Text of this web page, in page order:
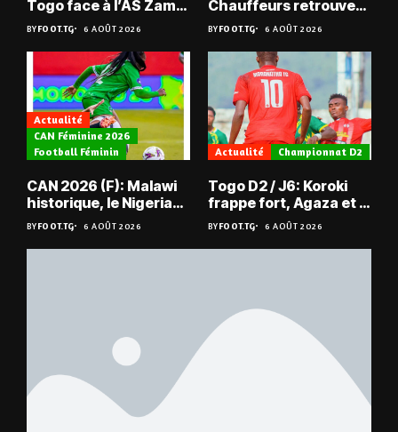
Togo face à l’AS Zam
du Niger
BYFOOT.TG 6 AOÛT 2026
Chauffeurs retrouvent
les Mimos
BYFOOT.TG 6 AOÛT 2026
Actualité
CAN Féminine 2026
Football Féminin
CAN 2026 (F): Malawi
historique, le Nigeria
sauvé, la Zambie
éliminée
BYFOOT.TG 6 AOÛT 2026
Actualité Championnat D2
Togo D2 / J6: Koroki
frappe fort, Agaza et la
JCA assurent,
suspense avant Sara
FC – Doumbé FC
BYFOOT.TG 6 AOÛT 2026